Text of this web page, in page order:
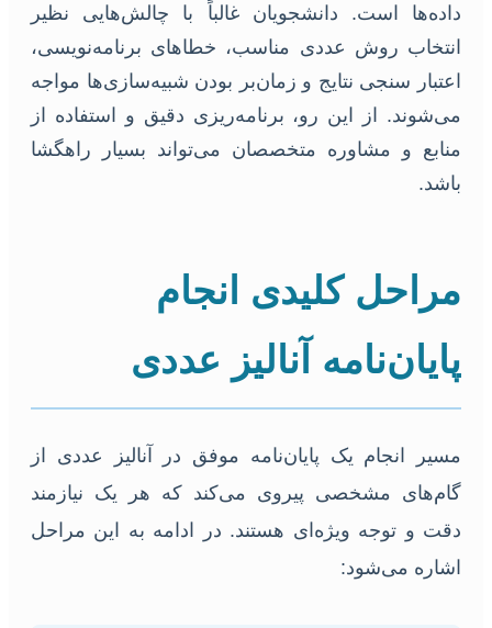
داده‌ها است. دانشجویان غالباً با چالش‌هایی نظیر
انتخاب روش عددی مناسب، خطاهای برنامه‌نویسی،
اعتبار سنجی نتایج و زمان‌بر بودن شبیه‌سازی‌ها مواجه
می‌شوند. از این رو، برنامه‌ریزی دقیق و استفاده از
منابع و مشاوره متخصصان می‌تواند بسیار راهگشا
باشد.
مراحل کلیدی انجام
پایان‌نامه آنالیز عددی
مسیر انجام یک پایان‌نامه موفق در آنالیز عددی از
گام‌های مشخصی پیروی می‌کند که هر یک نیازمند
دقت و توجه ویژه‌ای هستند. در ادامه به این مراحل
اشاره می‌شود: